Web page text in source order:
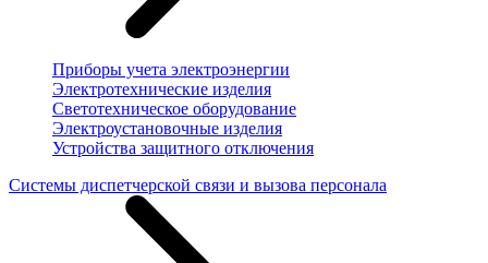
Приборы учета электроэнергии
Электротехнические изделия
Светотехническое оборудование
Электроустановочные изделия
Устройства защитного отключения
Системы диспетчерской связи и вызова персонала